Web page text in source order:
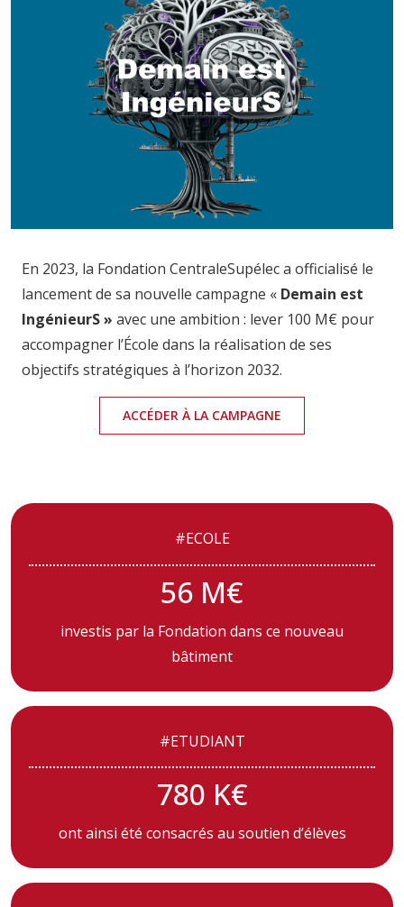
En 2023, la Fondation CentraleSupélec a officialisé le
lancement de sa nouvelle campagne « Demain est
IngénieurS » avec une ambition : lever 100 M€ pour
accompagner l’École dans la réalisation de ses
objectifs stratégiques à l’horizon 2032.
ACCÉDER À LA CAMPAGNE
#ECOLE
56 M€
investis par la Fondation dans ce nouveau
bâtiment
#ETUDIANT
780 K€
ont ainsi été consacrés au soutien d’élèves